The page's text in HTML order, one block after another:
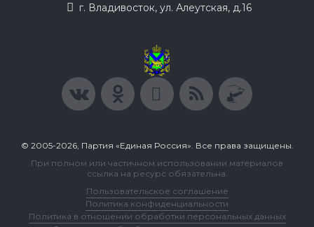
г. Владивосток, ул. Алеутская, д.16
© 2005-2026, Партия «Единая Россия». Все права защищены.
При полном или частичном использовании материалов
ссылка на ресурс обязательна.
Пользовательское соглашение
Политика конфиденциальности
Политика в отношении обработки персональных данных